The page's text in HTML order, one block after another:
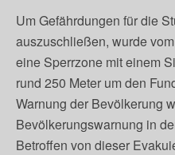
Um Gefährdungen für die
auszuschließen, wurde
eine Sperrzone mit einem
rund 250 Meter um den
Warnung der Bevölkerung
Bevölkerungswarnung in
Betroffen von dieser